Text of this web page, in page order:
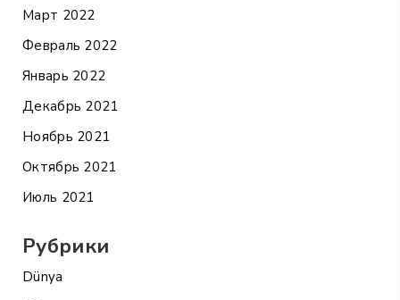
Март 2022
Февраль 2022
Январь 2022
Декабрь 2021
Ноябрь 2021
Октябрь 2021
Июль 2021
Рубрики
Dünya